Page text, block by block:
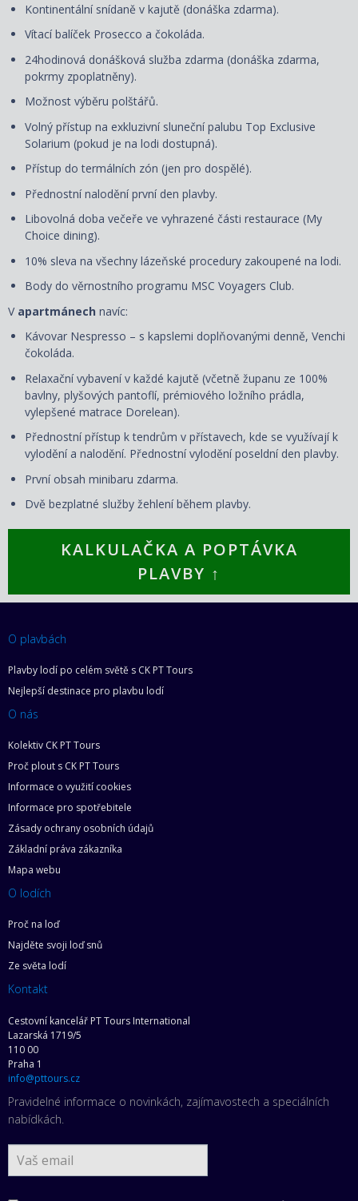
Kontinentální snídaně v kajutě (donáška zdarma).
Vítací balíček Prosecco a čokoláda.
24hodinová donášková služba zdarma (donáška zdarma,
pokrmy zpoplatněny).
Možnost výběru polštářů.
Volný přístup na exkluzivní sluneční palubu Top Exclusive
Solarium (pokud je na lodi dostupná).
Přístup do termálních zón (jen pro dospělé).
Přednostní nalodění první den plavby.
Libovolná doba večeře ve vyhrazené části restaurace (My
Choice dining).
10% sleva na všechny lázeňské procedury zakoupené na lodi.
Body do věrnostního programu MSC Voyagers Club.
V apartmánech navíc:
Kávovar Nespresso – s kapslemi doplňovanými denně, Venchi
čokoláda.
Relaxační vybavení v každé kajutě (včetně županu ze 100%
bavlny, plyšových pantoflí, prémiového ložního prádla,
vylepšené matrace Dorelean).
Přednostní přístup k tendrům v přístavech, kde se využívají k
vylodění a nalodění. Přednostní vylodění poseldní den plavby.
První obsah minibaru zdarma.
Dvě bezplatné služby žehlení během plavby.
KALKULAČKA A POPTÁVKA
PLAVBY ↑
O plavbách
Plavby lodí po celém světě s CK PT Tours
Nejlepší destinace pro plavbu lodí
O nás
Kolektiv CK PT Tours
Proč plout s CK PT Tours
Informace o využití cookies
Informace pro spotřebitele
Zásady ochrany osobních údajů
Základní práva zákazníka
Mapa webu
O lodích
Proč na loď
Najděte svoji loď snů
Ze světa lodí
Kontakt
Cestovní kancelář PT Tours International
Lazarská 1719/5
110 00
Praha 1
info@pttours.cz
Pravidelné informace o novinkách, zajímavostech a speciálních
nabídkách.